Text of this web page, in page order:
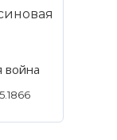
война